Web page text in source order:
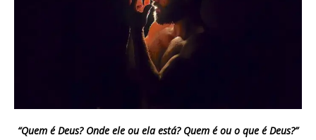
“Quem é Deus? Onde ele ou ela está? Quem é ou o que é Deus?”